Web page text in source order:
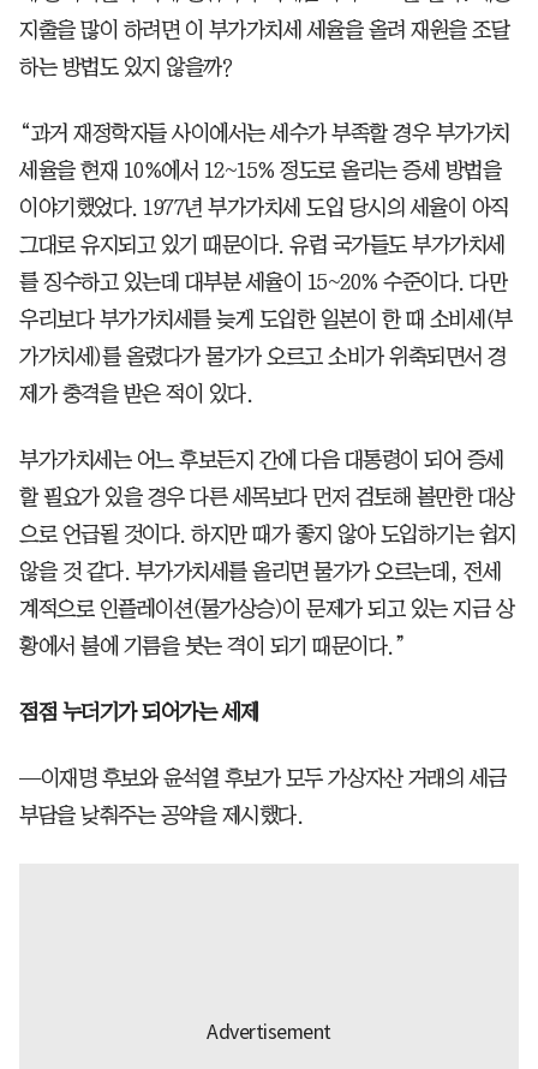
지출을 많이 하려면 이 부가가치세 세율을 올려 재원을 조달
하는 방법도 있지 않을까?
“과거 재정학자들 사이에서는 세수가 부족할 경우 부가가치
세율을 현재 10%에서 12~15% 정도로 올리는 증세 방법을
이야기했었다. 1977년 부가가치세 도입 당시의 세율이 아직
그대로 유지되고 있기 때문이다. 유럽 국가들도 부가가치세
를 징수하고 있는데 대부분 세율이 15~20% 수준이다. 다만
우리보다 부가가치세를 늦게 도입한 일본이 한 때 소비세(부
가가치세)를 올렸다가 물가가 오르고 소비가 위축되면서 경
제가 충격을 받은 적이 있다.
부가가치세는 어느 후보든지 간에 다음 대통령이 되어 증세
할 필요가 있을 경우 다른 세목보다 먼저 검토해 볼만한 대상
으로 언급될 것이다. 하지만 때가 좋지 않아 도입하기는 쉽지
않을 것 같다. 부가가치세를 올리면 물가가 오르는데, 전세
계적으로 인플레이션(물가상승)이 문제가 되고 있는 지금 상
황에서 불에 기름을 붓는 격이 되기 때문이다.”
점점 누더기가 되어가는 세제
—이재명 후보와 윤석열 후보가 모두 가상자산 거래의 세금
부담을 낮춰주는 공약을 제시했다.